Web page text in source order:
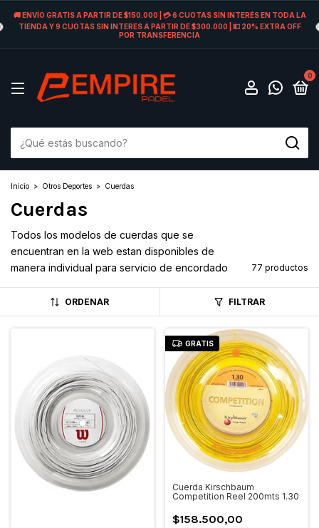
🚚 ENVÍO GRATIS A PARTIR DE $150.000 | 💳 6 CUOTAS SIN INTERÉS EN TODA LA
TIENDA Y 9 CUOTAS SIN INTERES A PARTIR DE $300.000 | 💵 20% EXTRA OFF
POR TRANSFERENCIA
0
Inicio > Otros Deportes > Cuerdas
Cuerdas
Todos los modelos de cuerdas que se
encuentran en la web estan disponibles de
manera individual para servicio de encordado
77 productos
ORDENAR FILTRAR
GRATIS
Cuerda Kirschbaum
Competition Reel 200mts 1.30
$158.500,00